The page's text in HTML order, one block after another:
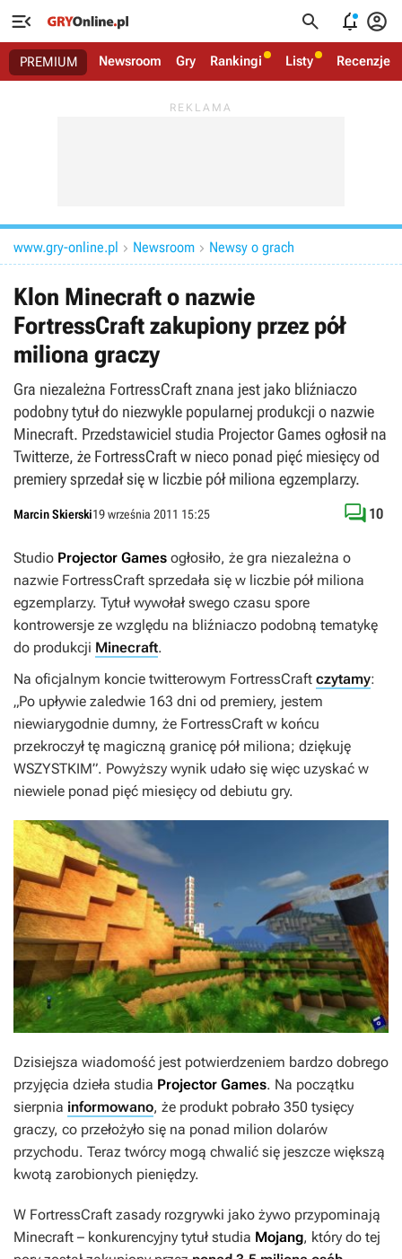
   
PREMIUM Newsroom Gry Rankingi Listy Recenzje
www.gry-online.pl  Newsroom  Newsy o grach
Klon Minecraft o nazwie
FortressCraft zakupiony przez pół
miliona graczy
Gra niezależna FortressCraft znana jest jako bliźniaczo
podobny tytuł do niezwykle popularnej produkcji o nazwie
Minecraft. Przedstawiciel studia Projector Games ogłosił na
Twitterze, że FortressCraft w nieco ponad pięć miesięcy od
premiery sprzedał się w liczbie pół miliona egzemplarzy.
Marcin Skierski19 września 2011 15:25  10
Studio Projector Games ogłosiło, że gra niezależna o
nazwie FortressCraft sprzedała się w liczbie pół miliona
egzemplarzy. Tytuł wywołał swego czasu spore
kontrowersje ze względu na bliźniaczo podobną tematykę
do produkcji Minecraft.
Na oficjalnym koncie twitterowym FortressCraft czytamy:
„Po upływie zaledwie 163 dni od premiery, jestem
niewiarygodnie dumny, że FortressCraft w końcu
przekroczył tę magiczną granicę pół miliona; dziękuję
WSZYSTKIM”. Powyższy wynik udało się więc uzyskać w
niewiele ponad pięć miesięcy od debiutu gry.
Dzisiejsza wiadomość jest potwierdzeniem bardzo dobrego
przyjęcia dzieła studia Projector Games. Na początku
sierpnia informowano, że produkt pobrało 350 tysięcy
graczy, co przełożyło się na ponad milion dolarów
przychodu. Teraz twórcy mogą chwalić się jeszcze większą
kwotą zarobionych pieniędzy.
W FortressCraft zasady rozgrywki jako żywo przypominają
Minecraft – konkurencyjny tytuł studia Mojang, który do tej